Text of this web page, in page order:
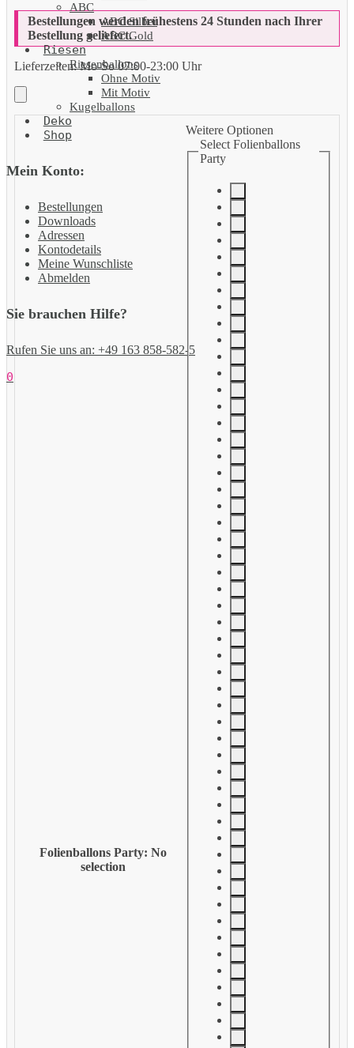
ABC
ABC Silber
ABC Gold
Riesen
Riesenballons
Ohne Motiv
Mit Motiv
Kugelballons
Deko
Shop
Mein Konto:
Bestellungen
Downloads
Adressen
Kontodetails
Meine Wunschliste
Abmelden
Sie brauchen Hilfe?
Rufen Sie uns an: +49 163 858-582-5
0
Bestellungen werden frühestens 24 Stunden nach Ihrer
Bestellung geliefert.
Lieferzeiten:Mo-So 07:00-23:00 Uhr
Folienballons Party: No
selection
Weitere Optionen
Select Folienballons
Party